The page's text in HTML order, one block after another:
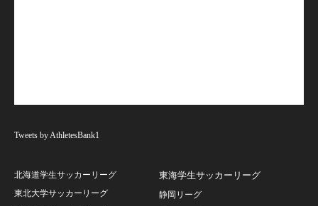
Tweets by AthletesBank1
北海道学生サッカーリーグ
東北大学サッカーリーグ
東海学生サッカーリーグ
静岡リーグ